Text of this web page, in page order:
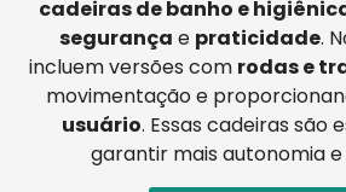
cadeiras de banho e
segurança e praticidade.
incluem versões com rodas e
movimentação e
usuário. Essas cadeiras são
garantir mais autonomia e